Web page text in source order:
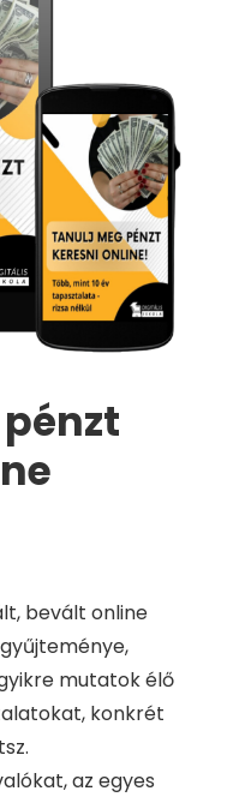
bevált online
mutatok élő
konkrét
az egyes